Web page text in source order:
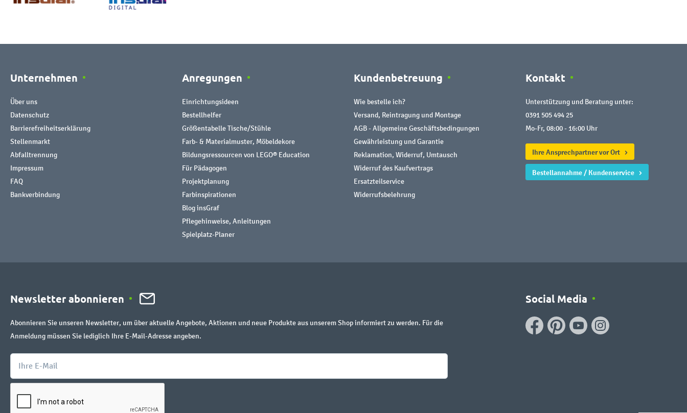
Unternehmen
Über uns
Datenschutz
Barrierefreiheitserklärung
Stellenmarkt
Abfalltrennung
Impressum
FAQ
Bankverbindung
Anregungen
Einrichtungsideen
Bestellhelfer
Größentabelle Tische/Stühle
Farb- & Materialmuster, Möbeldekore
Bildungsressourcen von LEGO® Education
Für Pädagogen
Projektplanung
Farbinspirationen
Blog insGraf
Pflegehinweise, Anleitungen
Spielplatz-Planer
Kundenbetreuung
Wie bestelle ich?
Versand, Reintragung und Montage
AGB - Allgemeine Geschäftsbedingungen
Gewährleistung und Garantie
Reklamation, Widerruf, Umtausch
Widerruf des Kaufvertrags
Ersatzteilservice
Widerrufsbelehrung
Kontakt
Unterstützung und Beratung unter:
0391 505 494 25
Mo-Fr, 08:00 - 16:00 Uhr
Ihre Ansprechpartner vor Ort
Bestellannahme / Kundenservice
Newsletter abonnieren
Abonnieren Sie unseren Newsletter, um über aktuelle Angebote, Aktionen und neue Produkte aus unserem Shop informiert zu werden. Für die
Anmeldung müssen Sie lediglich Ihre E-Mail-Adresse angeben.
Social Media